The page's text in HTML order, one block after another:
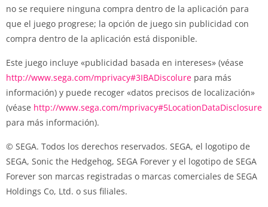
no se requiere ninguna compra dentro de la aplicación para
que el juego progrese; la opción de juego sin publicidad con
compra dentro de la aplicación está disponible.
Este juego incluye «publicidad basada en intereses» (véase
http://www.sega.com/mprivacy#3IBADiscolure para más
información) y puede recoger «datos precisos de localización»
(véase http://www.sega.com/mprivacy#5LocationDataDisclosure
para más información).
© SEGA. Todos los derechos reservados. SEGA, el logotipo de
SEGA, Sonic the Hedgehog, SEGA Forever y el logotipo de SEGA
Forever son marcas registradas o marcas comerciales de SEGA
Holdings Co, Ltd. o sus filiales.